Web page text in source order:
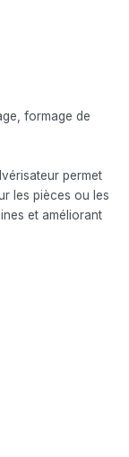
formage de
permet
les pièces ou les
et améliorant